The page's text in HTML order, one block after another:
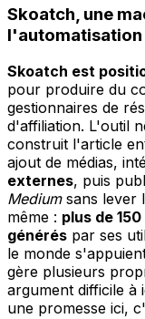
Skoatch, une
l'automatisation
Skoatch est
pour produire du
gestionnaires de
d'affiliation. L'outil
construit l'article
ajout de médias,
externes, puis
Mediumsans lever
même : plus de
générés par ses
le monde
gère plusieurs
argument difficile à
une promesse ici,